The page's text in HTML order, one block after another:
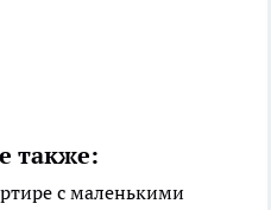
также:
с маленькими